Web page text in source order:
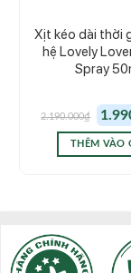
Xịt kéo dài thời
hệ Lovely
Spray
2.190.000₫
Giá
gốc
là:
THÊM VÀO